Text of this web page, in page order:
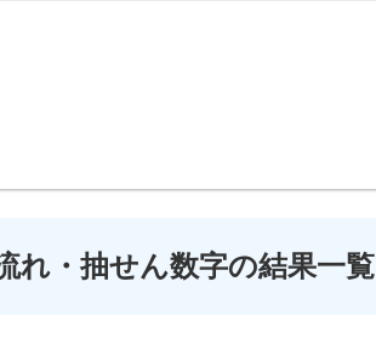
れ・抽せん数字の結果一覧